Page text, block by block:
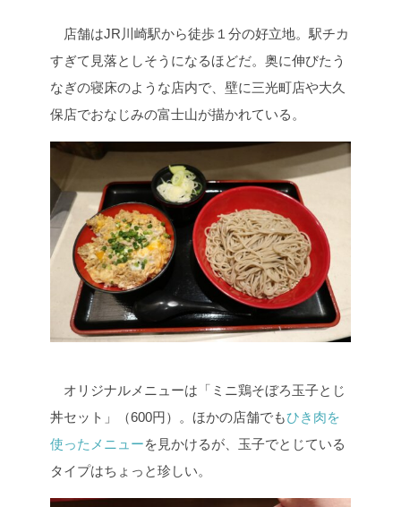
店舗はJR川崎駅から徒歩１分の好立地。駅チカ
すぎて見落としそうになるほどだ。奥に伸びたう
なぎの寝床のような店内で、壁に三光町店や大久
保店でおなじみの富士山が描かれている。
オリジナルメニューは「ミニ鶏そぼろ玉子とじ
丼セット」（600円）。ほかの店舗でもひき肉を
使ったメニューを見かけるが、玉子でとじている
タイプはちょっと珍しい。